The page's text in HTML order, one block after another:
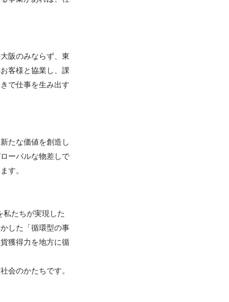
阪のみならず、東
客様と協業し、課
で仕事を生み出す
たな価値を創造し
ーバルな物差しで
す。
たちが実現した
した「循環型の事
獲得力を地方に循
会のかたちです。